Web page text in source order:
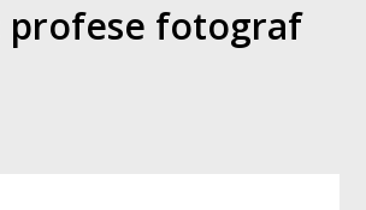
profese fotograf